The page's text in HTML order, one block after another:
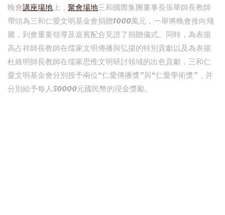
晚會講座場地上， 聚會場地三和國際集團董事長張華師長教師
帶頭為三和仁愛文明基金會捐贈1000萬元，一舉將晚會推向飛
騰，到會重要領導及嘉賓配合見證了捐贈儀式。同時，為表揚
高占祥師長教師在儒家文明傳播與弘揚的特別貢獻以及為表揚
杜維明師長教師在儒家思惟文明研討領域的出色貢獻，三和仁
愛文明基金會分別授予兩位“仁愛傳播獎”與“仁愛學術獎”，并
分別給予每人50000元國民幣的現金獎勵。